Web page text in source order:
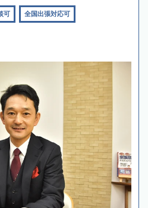
可 全国出張対応可